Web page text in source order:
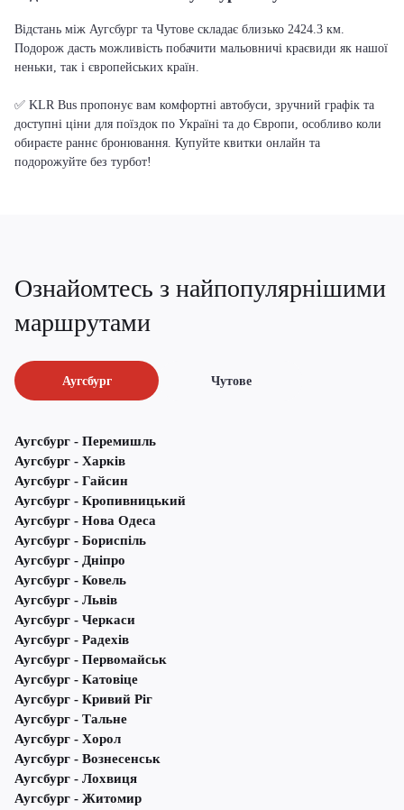
Відстань між Аугсбург та Чутове складає близько 2424.3 км.
Подорож дасть можливість побачити мальовничі краєвиди як нашої
неньки, так і європейських країн.
✅ KLR Bus пропонує вам комфортні автобуси, зручний графік та
доступні ціни для поїздок по Україні та до Європи, особливо коли
обираєте раннє бронювання. Купуйте квитки онлайн та
подорожуйте без турбот!
Ознайомтесь з найпопулярнішими
маршрутами
Аугсбург Чутове
Аугсбург - Перемишль
Аугсбург - Харків
Аугсбург - Гайсин
Аугсбург - Кропивницький
Аугсбург - Нова Одеса
Аугсбург - Бориспіль
Аугсбург - Дніпро
Аугсбург - Ковель
Аугсбург - Львів
Аугсбург - Черкаси
Аугсбург - Радехів
Аугсбург - Первомайськ
Аугсбург - Катовіце
Аугсбург - Кривий Ріг
Аугсбург - Тальне
Аугсбург - Хорол
Аугсбург - Вознесенськ
Аугсбург - Лохвиця
Аугсбург - Житомир